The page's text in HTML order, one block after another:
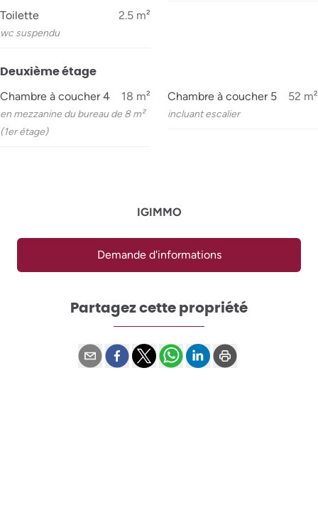
Toilette 2.5 m²
wc suspendu
Deuxième étage
Chambre à coucher 4 18 m²
en mezzanine du bureau de 8 m²
(1er étage)
Chambre à coucher 5 52 m²
incluant escalier
IGIMMO
Demande d'informations
Partagez cette propriété